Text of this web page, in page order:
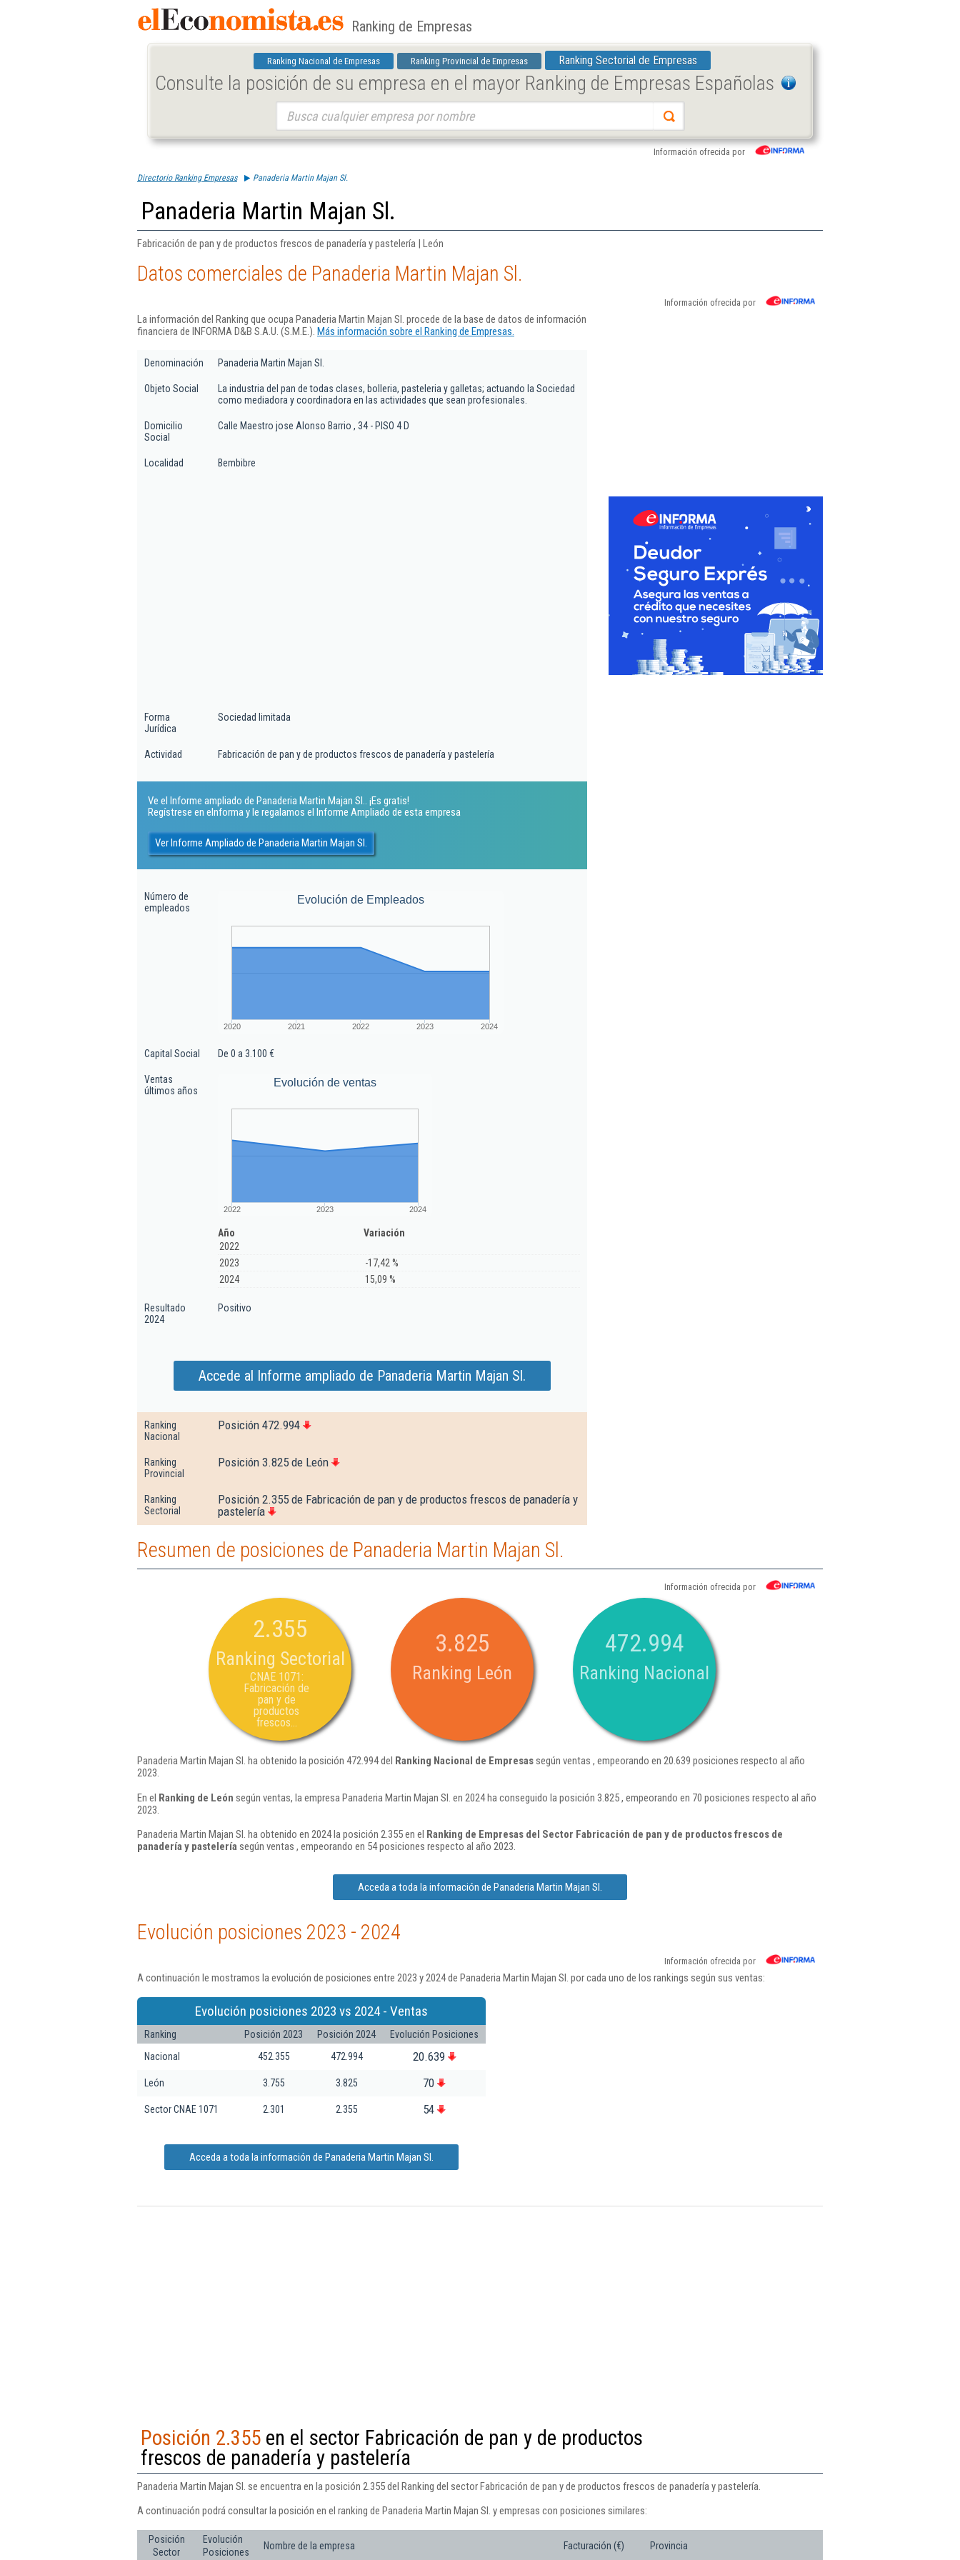
Ranking de Empresas
Ranking Nacional de Empresas Ranking Provincial de Empresas Ranking Sectorial de Empresas
Consulte la posición de su empresa en el mayor Ranking de Empresas Españolas
Información ofrecida por
Directorio Ranking Empresas Panaderia Martin Majan Sl.
Panaderia Martin Majan Sl.
Fabricación de pan y de productos frescos de panadería y pastelería | León
Datos comerciales de Panaderia Martin Majan Sl.
Información ofrecida por
La información del Ranking que ocupa Panaderia Martin Majan Sl. procede de la base de datos de información
financiera de INFORMA D&B S.A.U. (S.M.E.). Más información sobre el Ranking de Empresas.
Denominación Panaderia Martin Majan Sl.
Objeto Social
La industria del pan de todas clases, bolleria, pasteleria y galletas; actuando la Sociedad
como mediadora y coordinadora en las actividades que sean profesionales.
Domicilio
Social
Calle Maestro jose Alonso Barrio , 34 - PISO 4 D
Localidad Bembibre
Forma
Jurídica
Sociedad limitada
Actividad Fabricación de pan y de productos frescos de panadería y pastelería
Ve el Informe ampliado de Panaderia Martin Majan Sl.. ¡Es gratis!
Regístrese en eInforma y le regalamos el Informe Ampliado de esta empresa
Ver Informe Ampliado de Panaderia Martin Majan Sl.
Número de
empleados
Evolución de Empleados
2020 2021 2022 2023 2024
Capital Social De 0 a 3.100 €
Ventas
últimos años
Evolución de ventas
2022 2023 2024
Año
Variación
2022
2023
-17,42 %
2024
15,09 %
Resultado
2024
Positivo
Accede al Informe ampliado de Panaderia Martin Majan Sl.
Ranking
Nacional
Posición 472.994
Ranking
Provincial
Posición 3.825 de León
Ranking
Sectorial
Posición 2.355 de Fabricación de pan y de productos frescos de panadería y
pastelería
Resumen de posiciones de Panaderia Martin Majan Sl.
Información ofrecida por
2.355
Ranking Sectorial
CNAE 1071:
Fabricación de
pan y de
productos
frescos...
3.825
Ranking León
472.994
Ranking Nacional
Panaderia Martin Majan Sl. ha obtenido la posición 472.994 del Ranking Nacional de Empresassegún ventas , empeorando en 20.639 posiciones respecto al año
2023.
En el Ranking de León según ventas, la empresa Panaderia Martin Majan Sl. en 2024 ha conseguido la posición 3.825 , empeorando en 70 posiciones respecto al año
2023.
Panaderia Martin Majan Sl. ha obtenido en 2024 la posición 2.355 en el Ranking de Empresas del Sector Fabricación de pan y de productos frescos de
panadería y pasteleríasegún ventas , empeorando en 54 posiciones respecto al año 2023.
Acceda a toda la información de Panaderia Martin Majan Sl.
Evolución posiciones 2023 - 2024
Información ofrecida por
A continuación le mostramos la evolución de posiciones entre 2023 y 2024 de Panaderia Martin Majan Sl. por cada uno de los rankings según sus ventas:
Evolución posiciones 2023 vs 2024 - Ventas
Ranking Posición 2023 Posición 2024
Evolución Posiciones
Nacional
452.355 472.994 20.639
León 3.755 3.825 70
Sector CNAE 1071 2.301 2.355 54
Acceda a toda la información de Panaderia Martin Majan Sl.
Posición 2.355 en el sector Fabricación de pan y de productos
frescos de panadería y pastelería
Panaderia Martin Majan Sl. se encuentra en la posición 2.355 del Ranking del sector Fabricación de pan y de productos frescos de panadería y pastelería.
A continuación podrá consultar la posición en el ranking de Panaderia Martin Majan Sl. y empresas con posiciones similares:
Posición
Sector
Evolución
Posiciones
Nombre de la empresa Facturación (€) Provincia